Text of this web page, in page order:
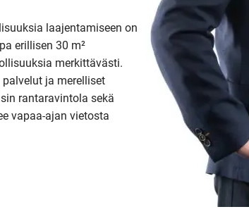
laajentamiseen on
erillisen 30 m²
merkittävästi.
ja merelliset
rantaravintola sekä
vapaa-ajan vietosta